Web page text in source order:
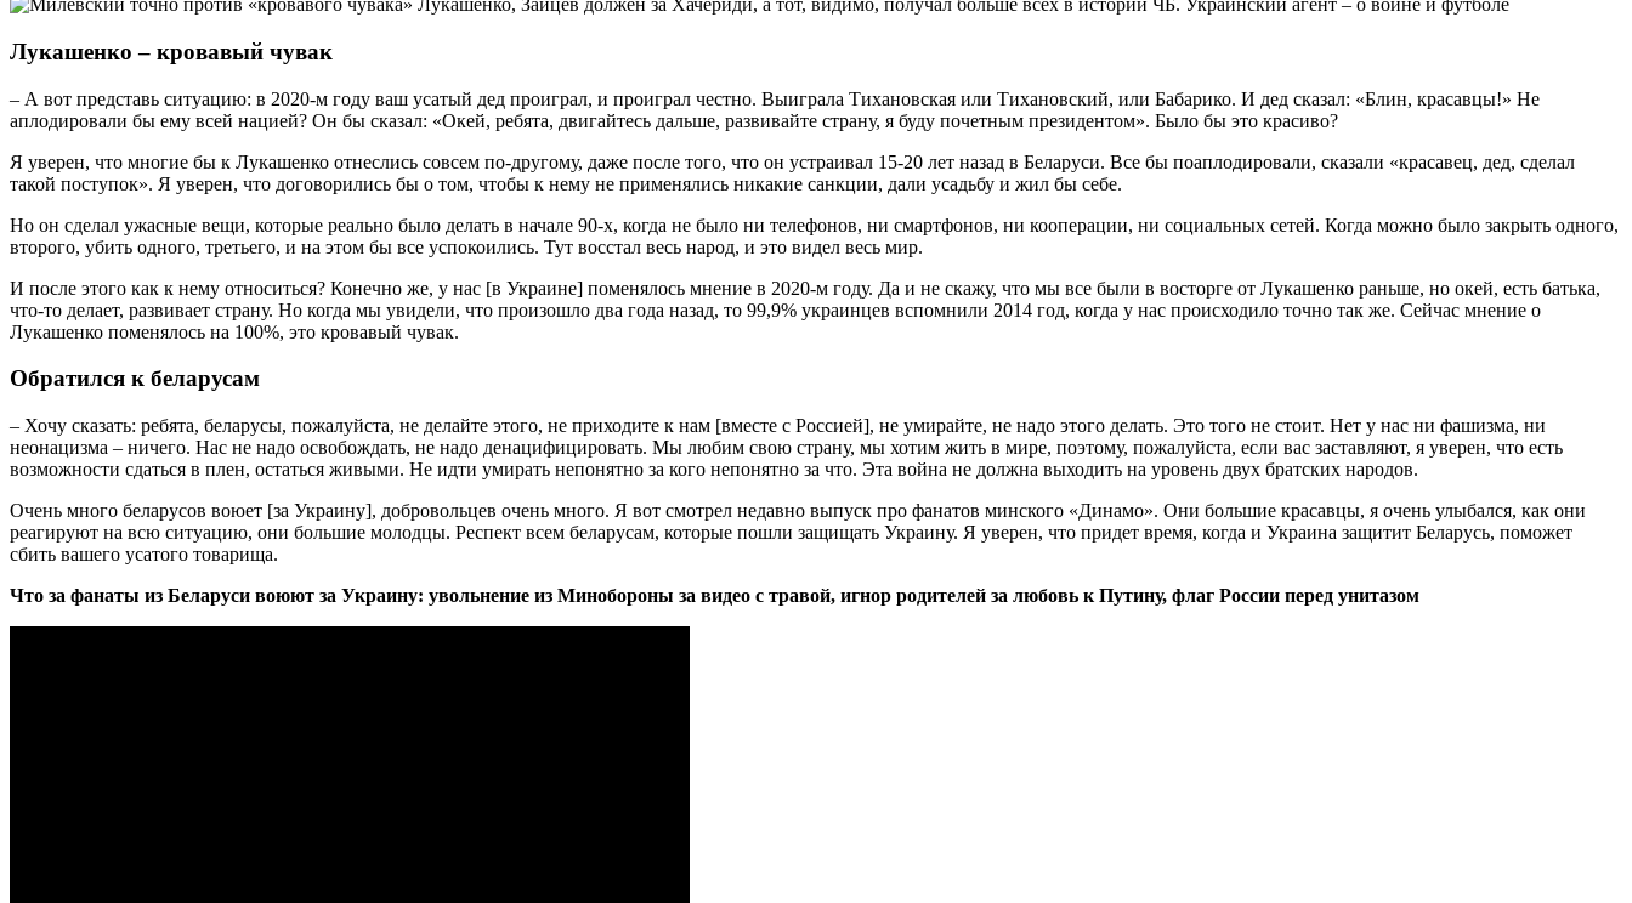
Лукашенко – кровавый чувак
– А вот представь ситуацию: в 2020-м году ваш усатый дед проиграл, и проиграл честно. Выиграла Тихановская или Тихановский, или Бабарико. И дед сказал: «Блин, красавцы!» Не
аплодировали бы ему всей нацией? Он бы сказал: «Окей, ребята, двигайтесь дальше, развивайте страну, я буду почетным президентом». Было бы это красиво?
Я уверен, что многие бы к Лукашенко отнеслись совсем по-другому, даже после того, что он устраивал 15-20 лет назад в Беларуси. Все бы поаплодировали, сказали «красавец, дед, сделал
такой поступок». Я уверен, что договорились бы о том, чтобы к нему не применялись никакие санкции, дали усадьбу и жил бы себе.
Но он сделал ужасные вещи, которые реально было делать в начале 90-х, когда не было ни телефонов, ни смартфонов, ни кооперации, ни социальных сетей. Когда можно было закрыть одного,
второго, убить одного, третьего, и на этом бы все успокоились. Тут восстал весь народ, и это видел весь мир.
И после этого как к нему относиться? Конечно же, у нас [в Украине] поменялось мнение в 2020-м году. Да и не скажу, что мы все были в восторге от Лукашенко раньше, но окей, есть батька,
что-то делает, развивает страну. Но когда мы увидели, что произошло два года назад, то 99,9% украинцев вспомнили 2014 год, когда у нас происходило точно так же. Сейчас мнение о
Лукашенко поменялось на 100%, это кровавый чувак.
Обратился к беларусам
– Хочу сказать: ребята, беларусы, пожалуйста, не делайте этого, не приходите к нам [вместе с Россией], не умирайте, не надо этого делать. Это того не стоит. Нет у нас ни фашизма, ни
неонацизма – ничего. Нас не надо освобождать, не надо денацифицировать. Мы любим свою страну, мы хотим жить в мире, поэтому, пожалуйста, если вас заставляют, я уверен, что есть
возможности сдаться в плен, остаться живыми. Не идти умирать непонятно за кого непонятно за что. Эта война не должна выходить на уровень двух братских народов.
Очень много беларусов воюет [за Украину], добровольцев очень много. Я вот смотрел недавно выпуск про фанатов минского «Динамо». Они большие красавцы, я очень улыбался, как они
реагируют на всю ситуацию, они большие молодцы. Респект всем беларусам, которые пошли защищать Украину. Я уверен, что придет время, когда и Украина защитит Беларусь, поможет
сбить вашего усатого товарища.
Что за фанаты из Беларуси воюют за Украину: увольнение из Минобороны за видео с травой, игнор родителей за любовь к Путину, флаг России перед унитазом